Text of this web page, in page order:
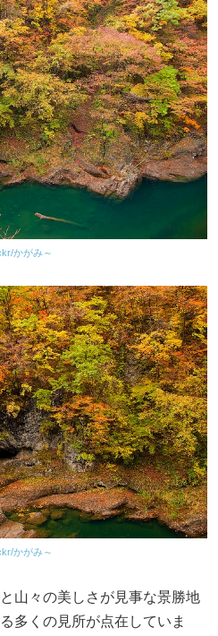
かがみ～
かがみ～
山々の美しさが見事な景勝地
多くの見所が点在していま